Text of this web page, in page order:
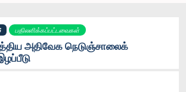
பதிலளிக்கப்பட்டவைகள்
அதிவேக நெடுஞ்சாலைக்